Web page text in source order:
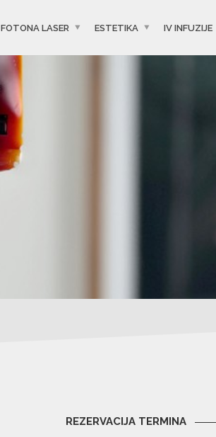
FOTONA LASER ESTETIKA IV INFUZIJE
REZERVACIJA TERMINA